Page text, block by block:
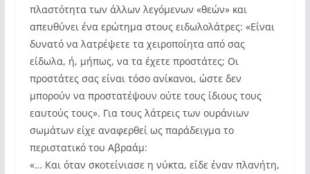
πλαστότητα των άλλων λεγόμενων «θεών» και
απευθύνει ένα ερώτημα στους ειδωλολάτρες: «Είναι
δυνατό να λατρέψετε τα χειροποίητα από σας
είδωλα, ή, μήπως, να τα έχετε προστάτες; Οι
προστάτες σας είναι τόσο ανίκανοι, ώστε δεν
μπορούν να προστατέψουν ούτε τους ίδιους τους
εαυτούς τους». Για τους λάτρεις των ουράνιων
σωμάτων είχε αναφερθεί ως παράδειγμα το
περιστατικό του Αβραάμ:
«… Και όταν σκοτείνιασε η νύκτα, είδε έναν πλανήτη,